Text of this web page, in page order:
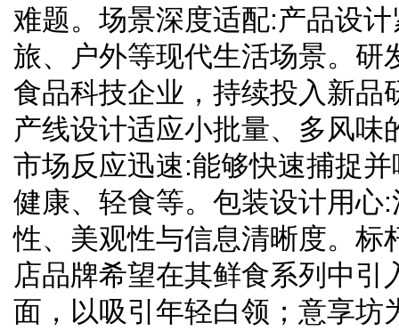
难题。场景深度适配:产品设
旅、户外等现代生活场景。研
食品科技企业，持续投入新品
产线设计适应小批量、多风味
市场反应迅速:能够快速捕捉
健康、轻食等。包装设计用心
性、美观性与信息清晰度。标
店品牌希望在其鲜食系列中引
面，以吸引年轻白领；意享坊